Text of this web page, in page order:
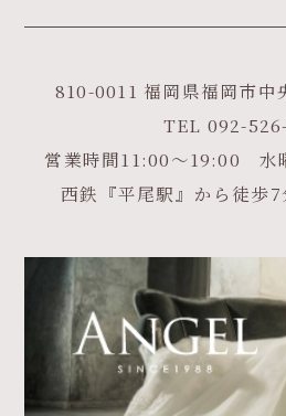
810-0011 福岡県福岡市中
TEL 092-
営業時間11:00～19:00 水
西鉄『平尾駅』から徒歩7